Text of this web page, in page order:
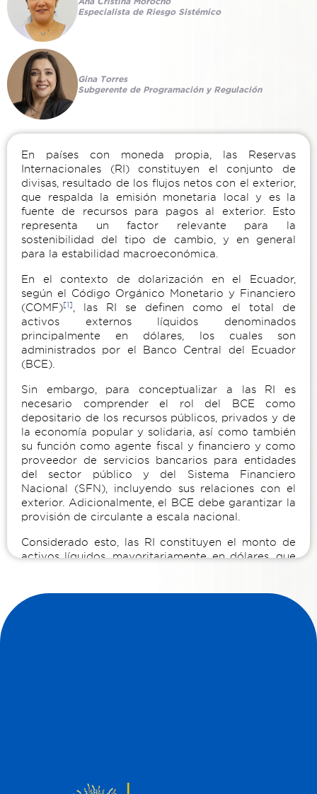
Especialista de Riesgo Sistémico
Gina Torres
Subgerente de Programación y Regulación
En países con moneda propia, las Reservas
Internacionales (RI) cons­tituyen el conjunto de
divisas, resultado de los flujos netos con el exterior,
que respalda la emisión monetaria local y es la
fuente de re­cursos para pagos al exterior. Esto
representa un factor relevante para la
sostenibilidad del tipo de cambio, y en general
para la esta­bilidad macroeconómica.
En el contexto de dolarización en el Ecuador,
según el Código Orgánico Monetario y Financiero
(COMF)[1], las RI se definen como el total de
activos externos líquidos denominados
principalmente en dólares, los cuales son
administrados por el Banco Central del Ecuador
(BCE).
Sin embargo, para conceptualizar a las RI es
necesario comprender el rol del BCE como
depositario de los recursos públicos, privados y de
la economía popular y solidaria, así como también
su función como agente fiscal y financiero y como
proveedor de servicios bancarios para entidades
del sector público y del Sistema Financiero
Nacional (SFN), incluyendo sus relaciones con el
exterior. Adicionalmente, el BCE debe garantizar la
provisión de circulante a escala nacional.
Considerado esto, las RI constituyen el monto de
activos líquidos, mayoritariamente en dólares, que
sus depositantes (entidades del sector público,
todos los depositantes del BCE.